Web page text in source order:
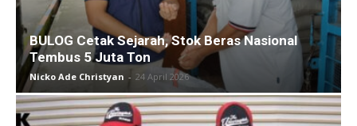
BULOG Cetak Sejarah, Stok Beras Nasional
Tembus 5 Juta Ton
Nicko Ade Christyan - 24 April 2026